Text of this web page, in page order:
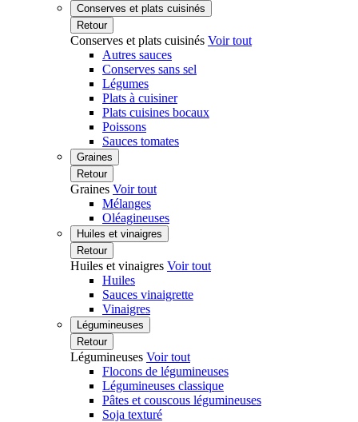
Conserves et plats cuisinés
Retour
Conserves et plats cuisinés Voir tout
Autres sauces
Conserves sans sel
Légumes
Plats à cuisiner
Plats cuisines bocaux
Poissons
Sauces tomates
Graines
Retour
Graines Voir tout
Mélanges
Oléagineuses
Huiles et vinaigres
Retour
Huiles et vinaigres Voir tout
Huiles
Sauces vinaigrette
Vinaigres
Légumineuses
Retour
Légumineuses Voir tout
Flocons de légumineuses
Légumineuses classique
Pâtes et couscous légumineuses
Soja texturé